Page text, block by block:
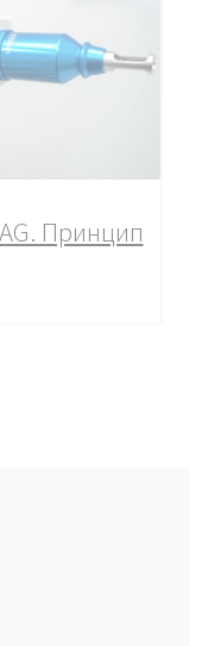
Принцип